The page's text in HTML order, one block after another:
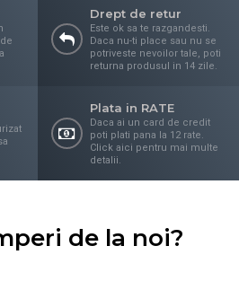
Drept de retur
Este ok sa te razgandesti.
Daca nu-ti place sau nu se
potriveste nevoilor tale, poti
returna produsul in 14 zile.
Plata in RATE
Daca ai un card de credit
poti plati pana la 12 rate.
Click aici pentru mai multe
detalii.
de la noi?